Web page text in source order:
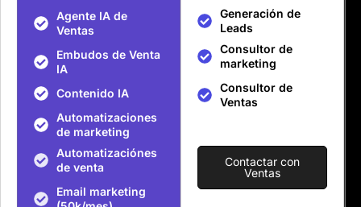
Agente IA de
Ventas
Embudos de Venta
IA
Contenido IA
Automatizaciones
de marketing
Automatizaciónes
de venta
Email marketing
Generación de
Leads
Consultor de
marketing
Consultor de
Ventas
Contactar con
Ventas